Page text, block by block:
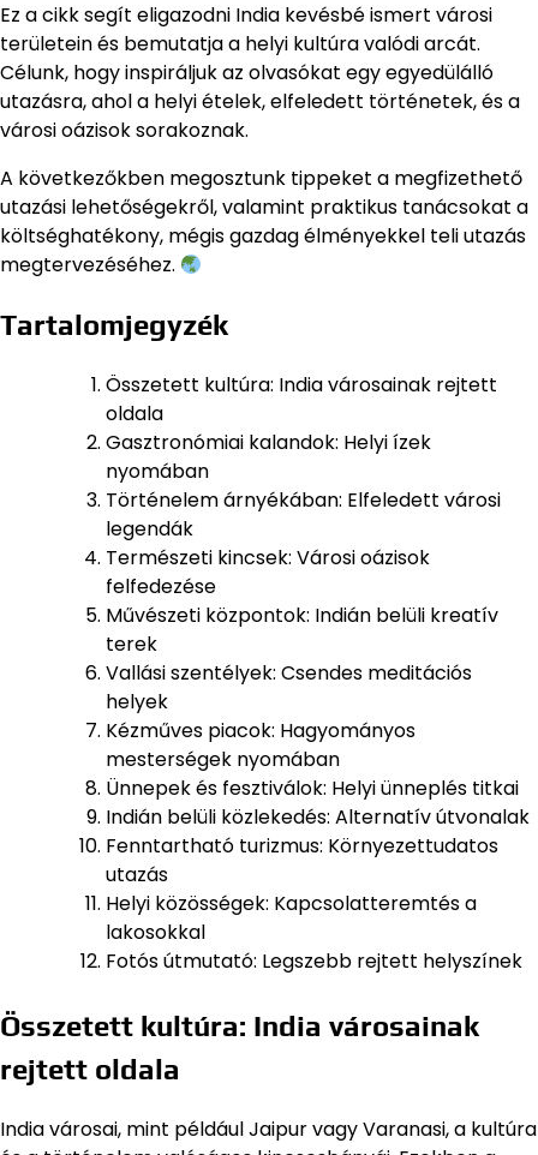
Ez a cikk segít eligazodni India kevésbé ismert városi
területein és bemutatja a helyi kultúra valódi arcát.
Célunk, hogy inspiráljuk az olvasókat egy egyedülálló
utazásra, ahol a helyi ételek, elfeledett történetek, és a
városi oázisok sorakoznak.
A következőkben megosztunk tippeket a megfizethető
utazási lehetőségekről, valamint praktikus tanácsokat a
költséghatékony, mégis gazdag élményekkel teli utazás
megtervezéséhez.
Tartalomjegyzék
Összetett kultúra: India városainak rejtett
oldala
Gasztronómiai kalandok: Helyi ízek
nyomában
Történelem árnyékában: Elfeledett városi
legendák
Természeti kincsek: Városi oázisok
felfedezése
Művészeti központok: Indián belüli kreatív
terek
Vallási szentélyek: Csendes meditációs
helyek
Kézműves piacok: Hagyományos
mesterségek nyomában
Ünnepek és fesztiválok: Helyi ünneplés titkai
Indián belüli közlekedés: Alternatív útvonalak
Fenntartható turizmus: Környezettudatos
utazás
Helyi közösségek: Kapcsolatteremtés a
lakosokkal
Fotós útmutató: Legszebb rejtett helyszínek
Összetett kultúra: India városainak
rejtett oldala
India városai, mint például Jaipur vagy Varanasi, a kultúra